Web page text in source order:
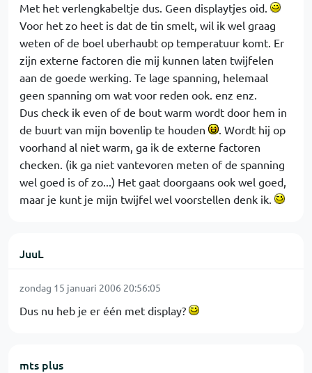
Met het verlengkabeltje dus. Geen displaytjes oid.
Voor het zo heet is dat de tin smelt, wil ik wel graag
weten of de boel uberhaubt op temperatuur komt. Er
zijn externe factoren die mij kunnen laten twijfelen
aan de goede werking. Te lage spanning, helemaal
geen spanning om wat voor reden ook. enz enz.
Dus check ik even of de bout warm wordt door hem in
de buurt van mijn bovenlip te houden
. Wordt hij op
voorhand al niet warm, ga ik de externe factoren
checken. (ik ga niet vantevoren meten of de spanning
wel goed is of zo...) Het gaat doorgaans ook wel goed,
maar je kunt je mijn twijfel wel voorstellen denk ik.
JuuL
zondag 15 januari 2006 20:56:05
Dus nu heb je er één met display?
mts plus